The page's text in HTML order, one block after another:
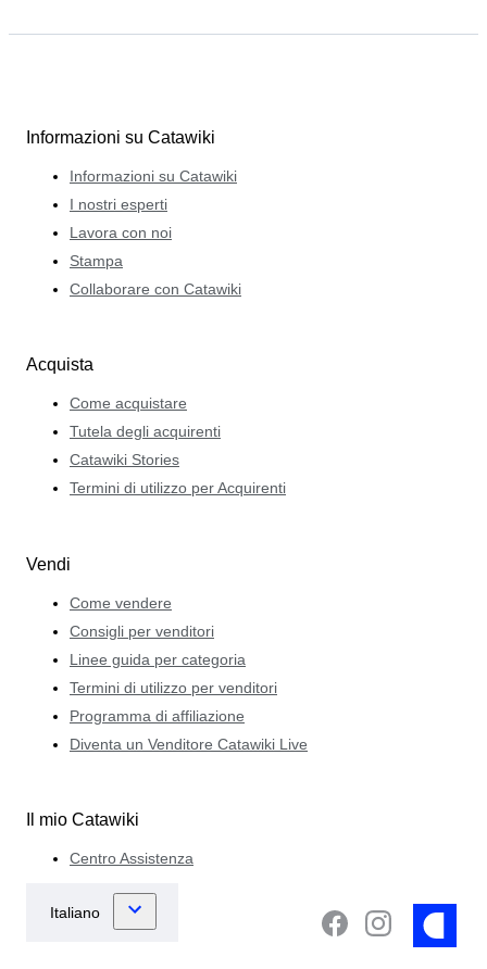
Informazioni su Catawiki
Informazioni su Catawiki
I nostri esperti
Lavora con noi
Stampa
Collaborare con Catawiki
Acquista
Come acquistare
Tutela degli acquirenti
Catawiki Stories
Termini di utilizzo per Acquirenti
Vendi
Come vendere
Consigli per venditori
Linee guida per categoria
Termini di utilizzo per venditori
Programma di affiliazione
Diventa un Venditore Catawiki Live
Il mio Catawiki
Centro Assistenza